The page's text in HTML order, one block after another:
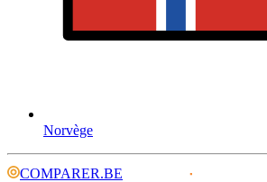
Norvège
COMPARER.BE